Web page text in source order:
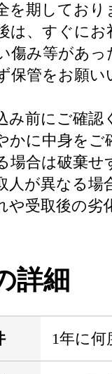
を期してお
は、すぐに
傷み等があ
保管をお願い
み前にご確認
かに中身をご
場合は破棄
人が異なる場
や受取後の
詳細
1年に